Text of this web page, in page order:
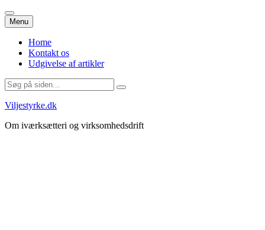
Menu Videre
til
indhold
Home
Kontakt os
Udgivelse af artikler
Søg
efter:
Viljestyrke.dk
Om iværksætteri og virksomhedsdrift